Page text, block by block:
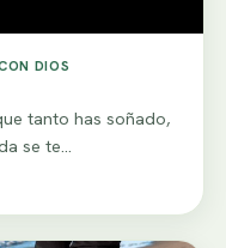
DIOS
tanto has soñado,
se te…